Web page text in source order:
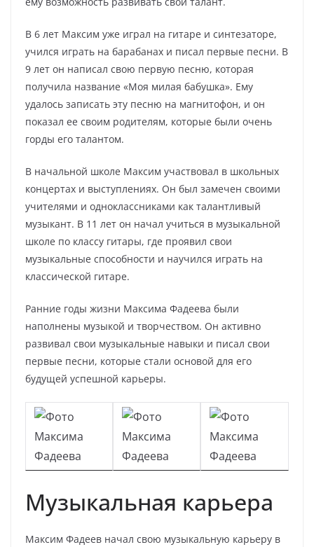
В 6 лет Максим уже играл на гитаре и синтезаторе,
учился играть на барабанах и писал первые песни. В
9 лет он написал свою первую песню, которая
получила название «Моя милая бабушка». Ему
удалось записать эту песню на магнитофон, и он
показал ее своим родителям, которые были очень
горды его талантом.
В начальной школе Максим участвовал в школьных
концертах и выступлениях. Он был замечен своими
учителями и одноклассниками как талантливый
музыкант. В 11 лет он начал учиться в музыкальной
школе по классу гитары, где проявил свои
музыкальные способности и научился играть на
классической гитаре.
Ранние годы жизни Максима Фадеева были
наполнены музыкой и творчеством. Он активно
развивал свои музыкальные навыки и писал свои
первые песни, которые стали основой для его
будущей успешной карьеры.
Музыкальная карьера
Максим Фадеев начал свою музыкальную карьеру в